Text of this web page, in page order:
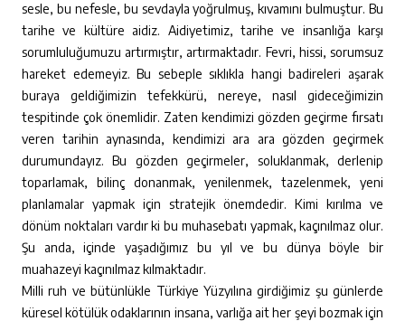
sesle, bu nefesle, bu sevdayla yoğrulmuş, kıvamını bulmuştur. Bu
tarihe ve kültüre aidiz. Aidiyetimiz, tarihe ve insanlığa karşı
sorumluluğumuzu artırmıştır, artırmaktadır. Fevri, hissi, sorumsuz
hareket edemeyiz. Bu sebeple sıklıkla hangi badireleri aşarak
buraya geldiğimizin tefekkürü, nereye, nasıl gideceğimizin
tespitinde çok önemlidir. Zaten kendimizi gözden geçirme fırsatı
veren tarihin aynasında, kendimizi ara ara gözden geçirmek
durumundayız. Bu gözden geçirmeler, soluklanmak, derlenip
toparlamak, bilinç donanmak, yenilenmek, tazelenmek, yeni
planlamalar yapmak için stratejik önemdedir. Kimi kırılma ve
dönüm noktaları vardır ki bu muhasebatı yapmak, kaçınılmaz olur.
Şu anda, içinde yaşadığımız bu yıl ve bu dünya böyle bir
muahazeyi kaçınılmaz kılmaktadır.
Milli ruh ve bütünlükle Türkiye Yüzyılına girdiğimiz şu günlerde
küresel kötülük odaklarının insana, varlığa ait her şeyi bozmak için